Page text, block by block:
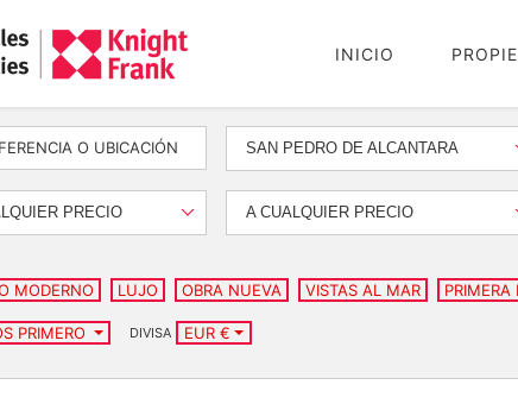
INICIO
SAN PEDRO DE ALCANTARA
PRECIO A CUALQUIER PRECIO
MODERNO LUJO OBRA NUEVA VISTAS AL MAR PRIMERA
PRIMERO DIVISA EUR €